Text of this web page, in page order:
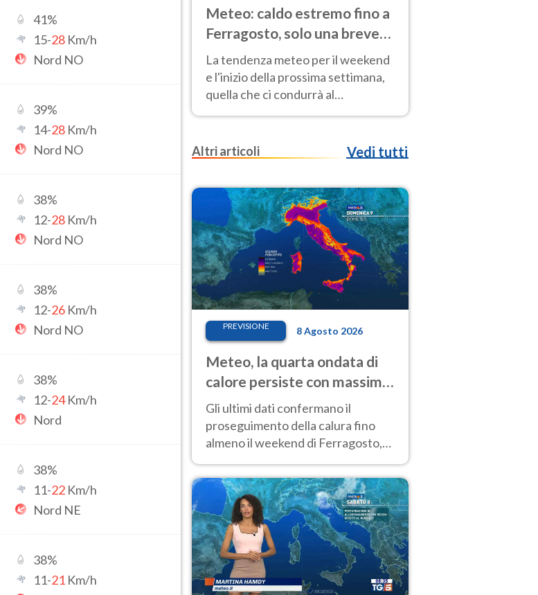
41%
15-28 Km/h
Nord NO
39%
14-28 Km/h
Nord NO
38%
12-28 Km/h
Nord NO
38%
12-26 Km/h
Nord NO
38%
12-24Km/h
Nord
38%
11-22 Km/h
Nord NE
38%
11-21 Km/h
Meteo: caldo estremo fino a
Ferragosto, solo una breve
pausa. Ecco dove
La tendenza meteo per il weekend
e l'inizio della prossima settimana,
quella che ci condurrà al
Ferragosto, vede ancora
Altri articoli
Vedi tutti
PREVISIONE 8 Agosto 2026
Meteo, la quarta ondata di
calore persiste con massime
sempre molto elevate
Gli ultimi dati confermano il
proseguimento della calura fino
almeno il weekend di Ferragosto,
intensificazione prossima
settimana